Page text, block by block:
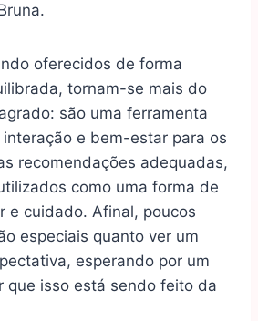
oferecidos de forma
tornam-se mais do
são uma ferramenta
e bem-estar para os
recomendações adequadas,
como uma forma de
e cuidado. Afinal, poucos
especiais quanto ver um
esperando por um
que isso está sendo feito da